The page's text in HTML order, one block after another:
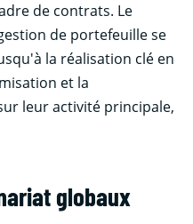
de contrats. Le
de portefeuille se
la réalisation clé en
et la
leur activité principale,
globaux